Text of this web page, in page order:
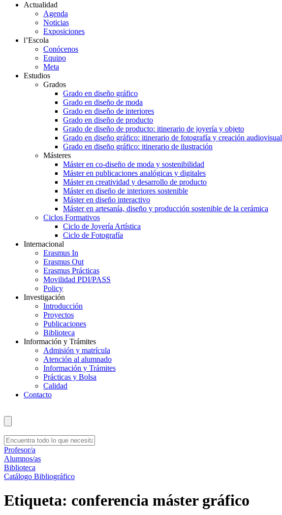
Actualidad
Agenda
Noticias
Exposiciones
l’Escola
Conócenos
Equipo
Meta
Estudios
Grados
Grado en diseño gráfico
Grado en diseño de moda
Grado en diseño de interiores
Grado en diseño de producto
Grado de diseño de producto: itinerario de joyería y objeto
Grado en diseño gráfico: itinerario de fotografía y creación audiovisual
Grado en diseño gráfico: itinerario de ilustración
Másteres
Máster en co-diseño de moda y sostenibilidad
Máster en publicaciones analógicas y digitales
Máster en creatividad y desarrollo de producto
Máster en diseño de interiores sostenible
Máster en diseño interactivo
Máster en artesanía, diseño y producción sostenible de la cerámica
Ciclos Formativos
Ciclo de Joyería Artística
Ciclo de Fotografía
Internacional
Erasmus In
Erasmus Out
Erasmus Prácticas
Movilidad PDI/PASS
Policy
Investigación
Introducción
Proyectos
Publicaciones
Biblioteca
Información y Trámites
Admisión y matrícula
Atención al alumnado
Información y Trámites
Prácticas y Bolsa
Calidad
Contacto
Profesor/a
Alumnos/as
Biblioteca
Catálogo Bibliográfico
Etiqueta: conferencia máster gráfico